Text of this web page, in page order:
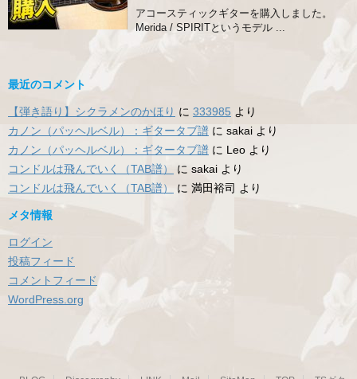
アコースティックギターを購入しました。
Merida / SPIRITというモデル ...
最近のコメント
【弾き語り】シクラメンのかほり に 333985 より
カノン（パッヘルベル）：ギタータブ譜 に sakai より
カノン（パッヘルベル）：ギタータブ譜 に Leo より
コンドルは飛んでいく（TAB譜）
に sakai より
コンドルは飛んでいく（TAB譜）
に 満田裕司 より
メタ情報
ログイン
投稿フィード
コメントフィード
WordPress.org